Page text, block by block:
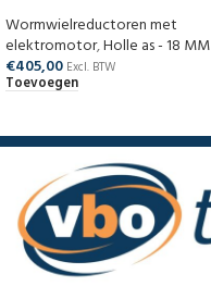
Wormwielreductoren met
elektromotor,Holle as - 18 MM
€405,00 Excl. BTW
Toevoegen